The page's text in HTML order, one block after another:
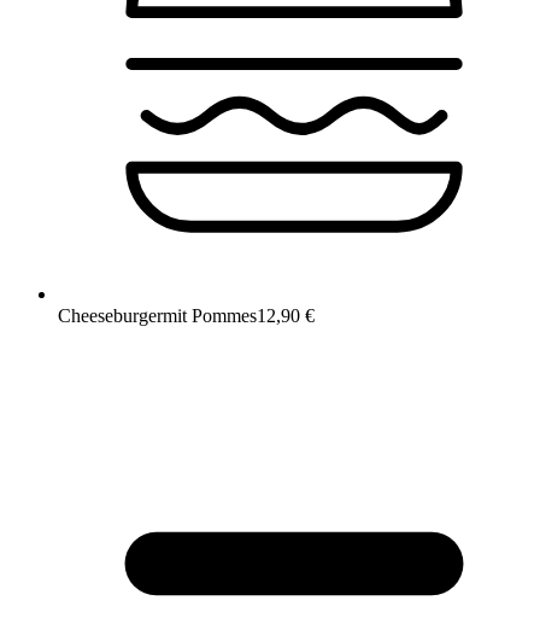
Cheeseburgermit Pommes12,90 €